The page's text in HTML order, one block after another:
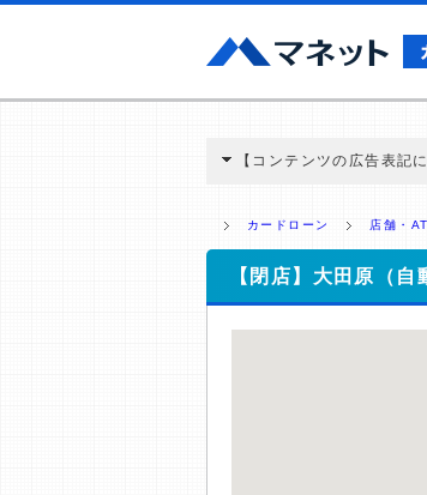
【コンテンツの広告表記
ミ収集などに基づき、公平
>提携企業一覧
カードローン 店舗・
【閉店】大田原（自